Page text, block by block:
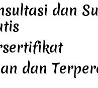
dan
dan